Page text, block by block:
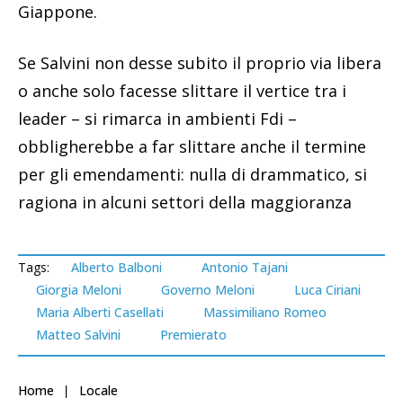
Giappone.
Se Salvini non desse subito il proprio via libera
o anche solo facesse slittare il vertice tra i
leader – si rimarca in ambienti Fdi –
obbligherebbe a far slittare anche il termine
per gli emendamenti: nulla di drammatico, si
ragiona in alcuni settori della maggioranza
Tags: Alberto Balboni
Antonio Tajani
Giorgia Meloni
Governo Meloni
Luca Ciriani
Maria Alberti Casellati
Massimiliano Romeo
Matteo Salvini
Premierato
Home Locale